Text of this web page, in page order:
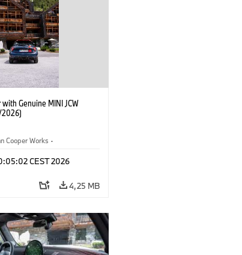
with Genuine MINI JCW
Cooper Works ·
CEST 2026
4,25 MB